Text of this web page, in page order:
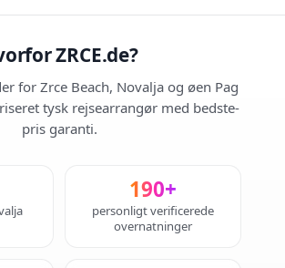
ZRCE.de?
for Zrce Beach, Novalja og øen Pag
tysk rejsearrangør med bedste-
pris garanti.
190+
personligt verificerede
overnatninger